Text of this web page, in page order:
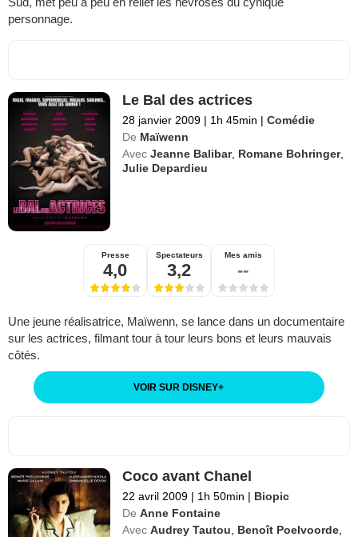
personnage.
Le Bal des actrices
28 janvier 2009 | 1h 45min | Comédie
De Maïwenn
Avec Jeanne Balibar, Romane Bohringer,
Julie Depardieu
Presse
4,0
Spectateurs
3,2
Mes amis
--
Une jeune réalisatrice, Maïwenn, se lance dans un documentaire
sur les actrices, filmant tour à tour leurs bons et leurs mauvais
côtés.
VOIR SUR DISNEY+
Coco avant Chanel
22 avril 2009 | 1h 50min | Biopic
De Anne Fontaine
Avec Audrey Tautou Benoît Poelvoorde